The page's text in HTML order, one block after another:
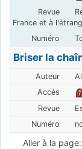
France et à
Briser la
Aller à la page: